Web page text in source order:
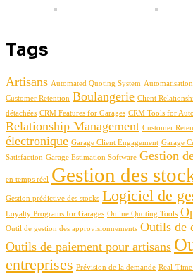
Tags
Artisans Automated Quoting System
Customer Retention Boulangerie Client
détachées CRM Features for Garages CRM Tools for
Relationship Management Customer
électronique Garage Client Engagement Garage
Satisfaction Garage Estimation Software Gestion
en temps réel Gestion des
Gestion prédictive des stocks Logiciel de
Loyalty Programs for Garages Online Quoting Tools
Outil de gestion des approvisionnements Outils de
Outils de paiement pour artisans
entreprises Prévision de la demande Real-